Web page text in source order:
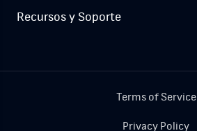
Recursos y Soporte
Terms of Service
Privacy Policy